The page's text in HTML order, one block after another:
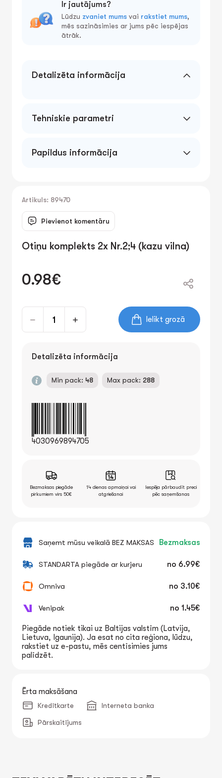
Ir jautājums?
Lūdzu zvaniet mums vai rakstiet mums,
mēs sazināsimies ar jums pēc iespējas
ātrāk.
Detalizēta informācija
Tehniskie parametri
Papildus informācija
Artikuls: 89470
Pievienot komentāru
Otiņu komplekts 2x Nr.2;4 (kazu vilna)
0.98€
Ielikt grozā
Detalizēta informācija
Min pack: 48 Max pack: 288
4030969894705
Bezmaksas piegāde
pirkumiem virs 50€
14 dienas apmaiņai vai
atgriešanai
Iespēja pārbaudīt preci
pēc saņemšanas
Saņemt mūsu veikalā BEZ MAKSAS Bezmaksas
STANDARTA piegāde ar kurjeru no 6.99€
Omniva no 3.10€
Venipak no 1.45€
Piegāde notiek tikai uz Baltijas valstīm (Latvija,
Lietuva, Igaunija). Ja esat no cita reģiona, lūdzu,
rakstiet uz e-pastu, mēs centīsimies jums
palīdzēt.
Ērta maksāšana
Kredītkarte Interneta banka
Pārskaitījums